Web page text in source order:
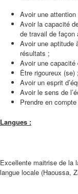
Avoir une
Avoir la capacité
de travail de façon
Avoir une aptitude
résultats ;
Avoir une
Être rigoureux (se) ;
Avoir un esprit
Avoir le sens de
Prendre en
Langues :
Excellente maitrise de la
langue locale (Haoussa,